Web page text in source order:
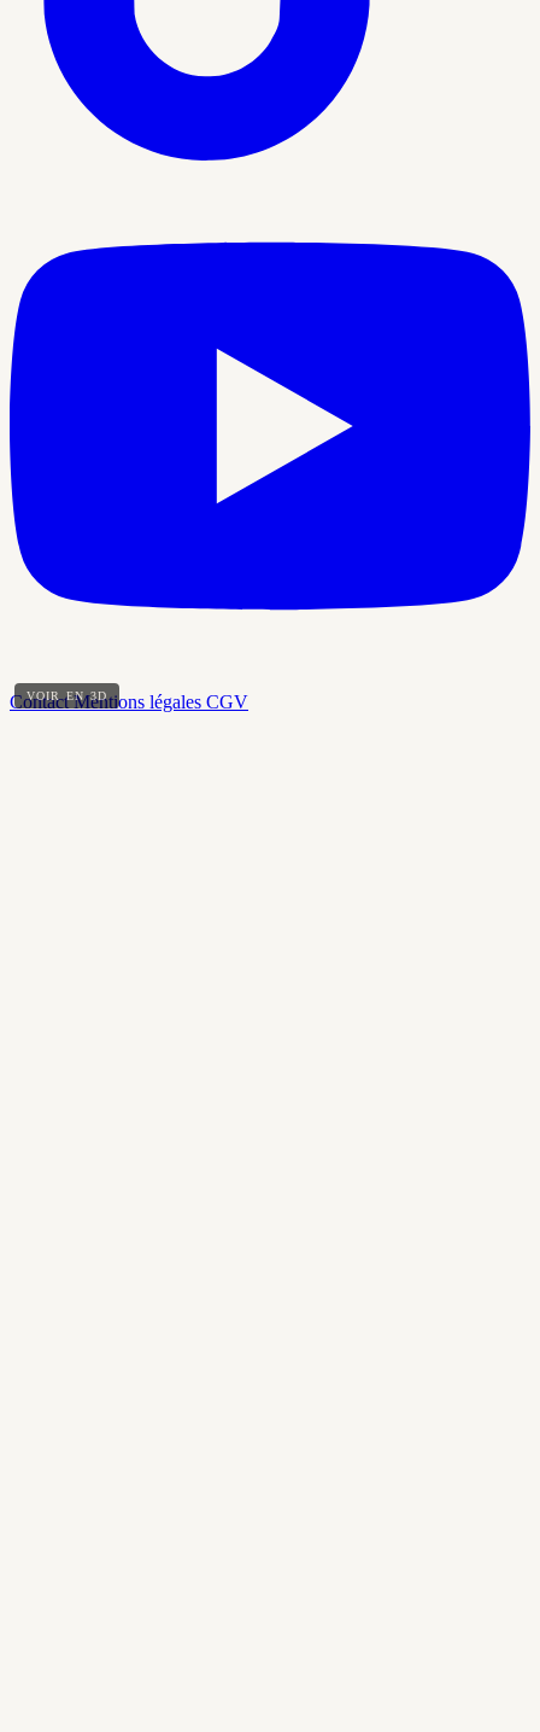
VOIR EN 3D
ContactMentions légales CGV